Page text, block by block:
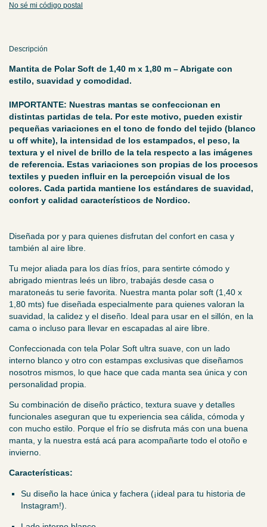
No sé mi código postal
Descripción
Mantita de Polar Soft de 1,40 m x 1,80 m – Abrigate con
estilo, suavidad y comodidad.
IMPORTANTE: Nuestras mantas se confeccionan en
distintas partidas de tela. Por este motivo, pueden existir
pequeñas variaciones en el tono de fondo del tejido (blanco
u off white), la intensidad de los estampados, el peso, la
textura y el nivel de brillo de la tela respecto a las imágenes
de referencia. Estas variaciones son propias de los procesos
textiles y pueden influir en la percepción visual de los
colores. Cada partida mantiene los estándares de suavidad,
confort y calidad característicos de Nordico.
Diseñada por y para quienes disfrutan del confort en casa y
también al aire libre.
Tu mejor aliada para los días fríos, para sentirte cómodo y
abrigado mientras leés un libro, trabajás desde casa o
maratoneás tu serie favorita. Nuestra manta polar soft (1,40 x
1,80 mts) fue diseñada especialmente para quienes valoran la
suavidad, la calidez y el diseño. Ideal para usar en el sillón, en la
cama o incluso para llevar en escapadas al aire libre.
Confeccionada con tela Polar Soft ultra suave, con un lado
interno blanco y otro con estampas exclusivas que diseñamos
nosotros mismos, lo que hace que cada manta sea única y con
personalidad propia.
Su combinación de diseño práctico, textura suave y detalles
funcionales aseguran que tu experiencia sea cálida, cómoda y
con mucho estilo. Porque el frío se disfruta más con una buena
manta, y la nuestra está acá para acompañarte todo el otoño e
invierno.
Características:
Su diseño la hace única y fachera (¡ideal para tu historia de
Instagram!).